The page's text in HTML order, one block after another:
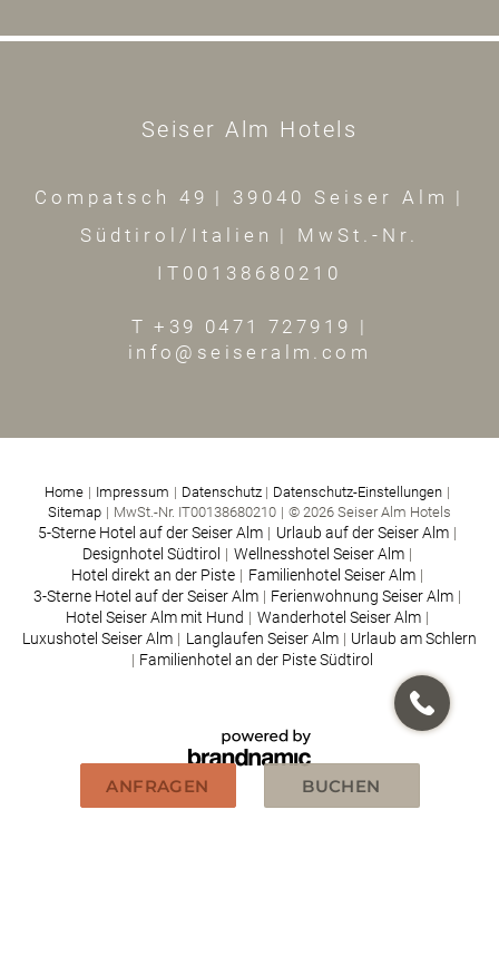
ANFRAGEN BUCHEN
Seiser Alm Hotels
Compatsch 49 | 39040 Seiser Alm |
Südtirol/Italien | MwSt.-Nr.
IT00138680210
T +39 0471 727919 |
info@seiseralm.com
Home | Impressum | Datenschutz | Datenschutz-Einstellungen |
Sitemap | MwSt.-Nr. IT00138680210 | © 2026 Seiser Alm Hotels
5-Sterne Hotel auf der Seiser Alm | Urlaub auf der Seiser Alm |
Designhotel Südtirol | Wellnesshotel Seiser Alm |
Hotel direkt an der Piste | Familienhotel Seiser Alm |
3-Sterne Hotel auf der Seiser Alm | Ferienwohnung Seiser Alm |
Hotel Seiser Alm mit Hund | Wanderhotel Seiser Alm |
Luxushotel Seiser Alm | Langlaufen Seiser Alm | Urlaub am Schlern
| Familienhotel an der Piste Südtirol